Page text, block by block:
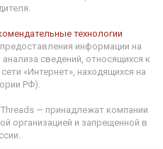
технологии
информации на
сведений, относящихся к
«Интернет», находящихся на
РФ).
— принадлежат компании
организацией и запрещенной в